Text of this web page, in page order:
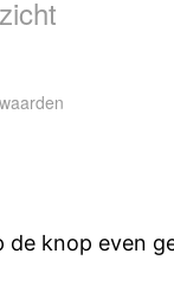
de knop even